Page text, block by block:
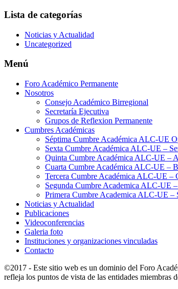
Lista de categorías
Noticias y Actualidad
Uncategorized
Menú
Foro Académico Permanente
Nosotros
Consejo Académico Birregional
Secretaría Ejecutiva
Grupos de Reflexion Permanente
Cumbres Académicas
Séptima Cumbre Académica ALC-UE
Sexta Cumbre Académica ALC-UE –
Quinta Cumbre Académica ALC-UE –
Cuarta Cumbre Académica ALC-UE –
Tercera Cumbre Académica ALC-UE –
Segunda Cumbre Academica ALC-UE
Primera Cumbre Academica ALC-UE –
Noticias y Actualidad
Publicaciones
Videoconferencias
Galeria foto
Instituciones y organizaciones vinculadas
Contacto
©2017 - Este sitio web es un dominio del Foro
refleja los puntos de vista de las entidades miembras